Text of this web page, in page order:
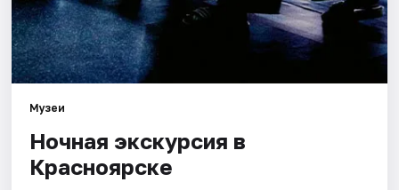
Музеи
Ночная экскурсия в
Красноярске